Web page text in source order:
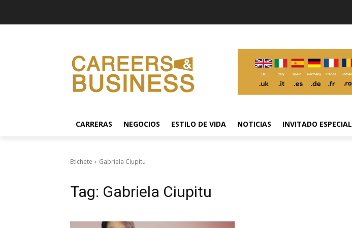
CARRERAS NEGOCIOS ESTILO DE VIDA NOTICIAS INVITADO ESPECIAL
Etichete Gabriela Ciupitu
Tag: Gabriela Ciupitu